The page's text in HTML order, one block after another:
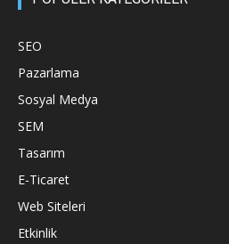
SEO
Pazarlama
Sosyal Medya
SEM
Tasarım
E-Ticaret
Web Siteleri
Etkinlik